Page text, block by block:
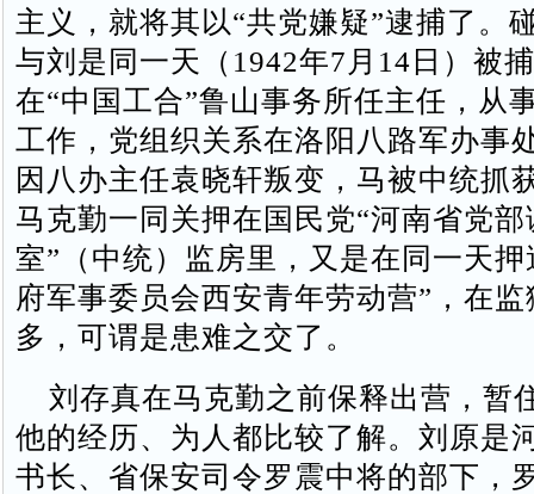
主义，就将其以“共党嫌疑”逮捕了。
与刘是同一天（1942年7月14日）被
在“中国工合”鲁山事务所任主任，从
工作，党组织关系在洛阳八路军办事
因八办主任袁晓轩叛变，马被中统抓
马克勤一同关押在国民党“河南省党
室”（中统）监房里，又是在同一天押
府军事委员会西安青年劳动营”，在
多，可谓是患难之交了。
刘存真在马克勤之前保释出营，暂
他的经历、为人都比较了解。刘原是
书长、省保安司令罗震中将的部下，